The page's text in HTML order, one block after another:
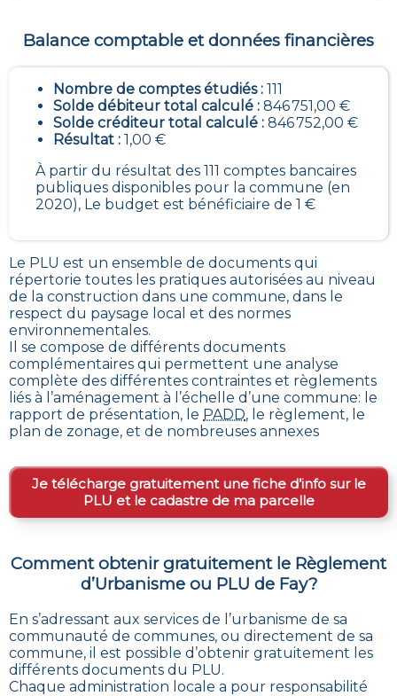
Balance comptable et données financières
Nombre de comptes étudiés : 111
Solde débiteur total calculé : 846 751,00 €
Solde créditeur total calculé : 846 752,00 €
Résultat : 1,00 €
À partir du résultat des 111 comptes bancaires
publiques disponibles pour la commune (en
2020), Le budget est bénéficiaire de 1 €
Le PLU est un ensemble de documents qui
répertorie toutes les pratiques autorisées au niveau
de la construction dans une commune, dans le
respect du paysage local et des normes
environnementales.
Il se compose de différents documents
complémentaires qui permettent une analyse
complète des différentes contraintes et règlements
liés à l’aménagement à l’échelle d’une commune: le
rapport de présentation, le PADD, le règlement, le
plan de zonage, et de nombreuses annexes
Je télécharge gratuitement une fiche d’info sur le
PLU et le cadastre de ma parcelle
Comment obtenir gratuitement le Règlement
d’Urbanisme ou PLU de Fay?
En s’adressant aux services de l’urbanisme de sa
communauté de communes, ou directement de sa
commune, il est possible d’obtenir gratuitement les
différents documents du PLU.
Chaque administration locale a pour responsabilité